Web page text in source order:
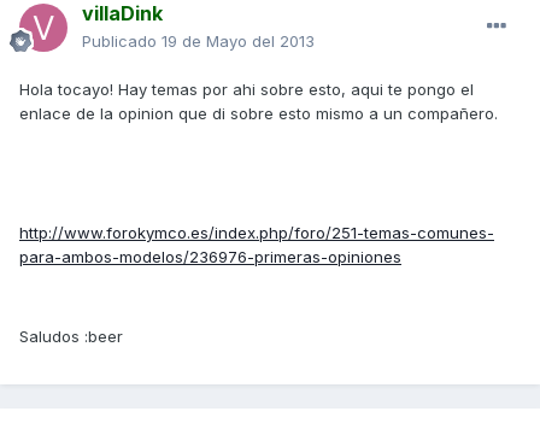
villaDink
Publicado 19 de Mayo del 2013
Hola tocayo! Hay temas por ahi sobre esto, aqui te pongo el
enlace de la opinion que di sobre esto mismo a un compañero.
http://www.forokymco.es/index.php/foro/251-temas-comunes-
para-ambos-modelos/236976-primeras-opiniones
Saludos :beer